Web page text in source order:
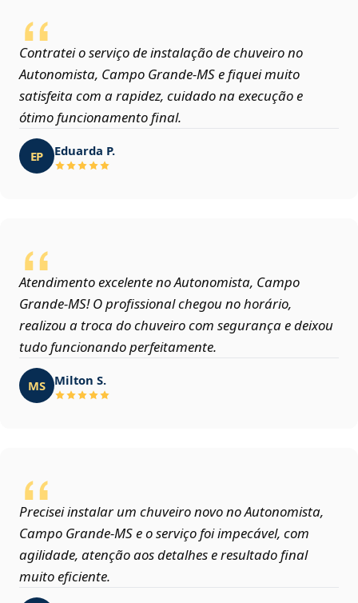
Contratei o serviço de instalação de chuveiro no
Autonomista, Campo Grande‑MS e fiquei muito
satisfeita com a rapidez, cuidado na execução e
ótimo funcionamento final.
EP Eduarda P.
Atendimento excelente no Autonomista, Campo
Grande‑MS! O profissional chegou no horário,
realizou a troca do chuveiro com segurança e deixou
tudo funcionando perfeitamente.
MS Milton S.
Precisei instalar um chuveiro novo no Autonomista,
Campo Grande‑MS e o serviço foi impecável, com
agilidade, atenção aos detalhes e resultado final
muito eficiente.